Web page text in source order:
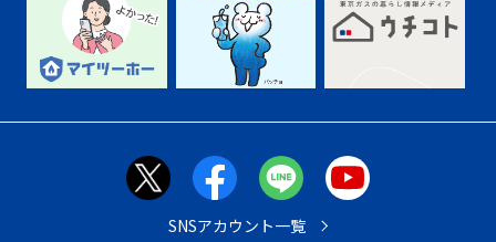
SNSアカウント一覧